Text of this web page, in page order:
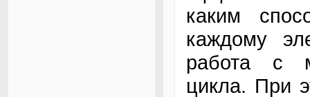
каким
каждому
работа с
цикла. При